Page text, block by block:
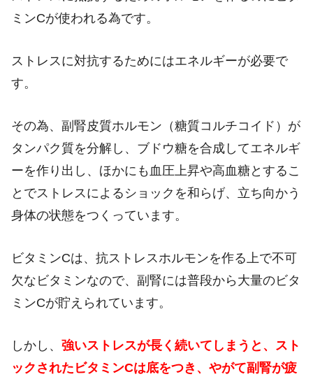
ミンCが使われる為です。
ストレスに対抗するためにはエネルギーが必要で
す。
その為、副腎皮質ホルモン（糖質コルチコイド）が
タンパク質を分解し、ブドウ糖を合成してエネルギ
ーを作り出し、ほかにも血圧上昇や高血糖とするこ
とでストレスによるショックを和らげ、立ち向かう
身体の状態をつくっています。
ビタミンCは、抗ストレスホルモンを作る上で不可
欠なビタミンなので、副腎には普段から大量のビタ
ミンCが貯えられています。
しかし、 強いストレスが長く続いてしまうと、スト
ックされたビタミンCは底をつき、やがて副腎が疲